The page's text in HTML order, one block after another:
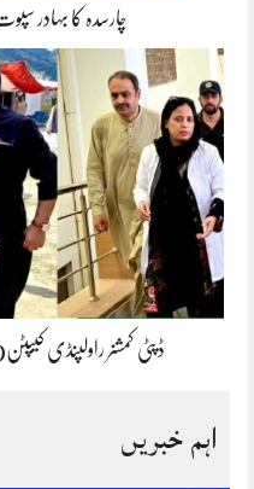
چارسدہ کا بہادر
ڈپٹی کمشنر راولپنڈی
اہم خبریں